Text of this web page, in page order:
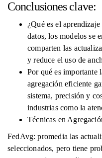
Conclusiones clave:
¿Qué es el
datos, los modelos se
comparten las
y reduce el uso de
Por qué es importante
agregación eficiente
sistema, precisión y
industrias como la
Técnicas en
FedAvg: promedia las
seleccionados, pero tiene